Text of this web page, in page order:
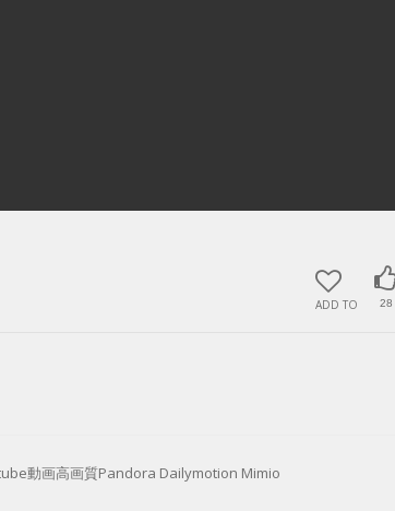
ADD TO 28
動画高画質Pandora Dailymotion Mimio